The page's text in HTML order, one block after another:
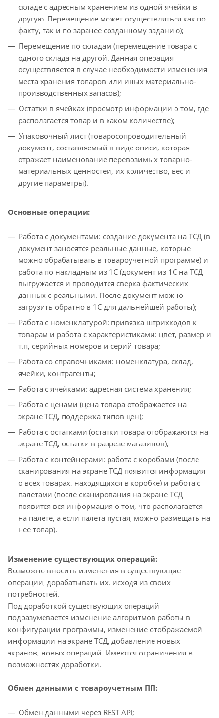
складе с адресным хранением из одной ячейки в
другую. Перемещение может осуществляться как по
факту, так и по заранее созданному заданию);
Перемещение по складам (перемещение товара с
одного склада на другой. Данная операция
осуществляется в случае необходимости изменения
места хранения товаров или иных материально-
производственных запасов);
Остатки в ячейках (просмотр информации о том, где
располагается товар и в каком количестве);
Упаковочный лист (товаросопроводительный
документ, составляемый в виде описи, которая
отражает наименование перевозимых товарно-
материальных ценностей, их количество, вес и
другие параметры).
Основные операции:
Работа с документами: создание документа на ТСД (в
документ заносятся реальные данные, которые
можно обрабатывать в товароучетной программе) и
работа по накладным из 1С (документ из 1С на ТСД
выгружается и проводится сверка фактических
данных с реальными. После документ можно
загрузить обратно в 1С для дальнейшей работы);
Работа с номенклатурой: привязка штрихкодов к
товарам и работа с характеристиками: цвет, размер и
т.п, серийных номеров и серий товара;
Работа со справочниками: номенклатура, склад,
ячейки, контрагенты;
Работа с ячейками: адресная система хранения;
Работа с ценами (цена товара отображается на
экране ТСД, поддержка типов цен);
Работа с остатками (остатки товара отображаются на
экране ТСД, остатки в разрезе магазинов);
Работа с контейнерами: работа с коробами (после
сканирования на экране ТСД появится информация
о всех товарах, находящихся в коробке) и работа с
палетами (после сканирования на экране ТСД
появится вся информация о том, что располагается
на палете, а если палета пустая, можно размещать на
нее товар).
Изменение существующих операций:
Возможно вносить изменения в существующие
операции, дорабатывать их, исходя из своих
потребностей.
Под доработкой существующих операций
подразумевается изменение алгоритмов работы в
конфигурации программы, изменение отображаемой
информации на экране ТСД, добавление новых
экранов, новых операций. Имеются ограничения в
возможностях доработки.
Обмен данными с товароучетным ПП:
Обмен данными через REST API;